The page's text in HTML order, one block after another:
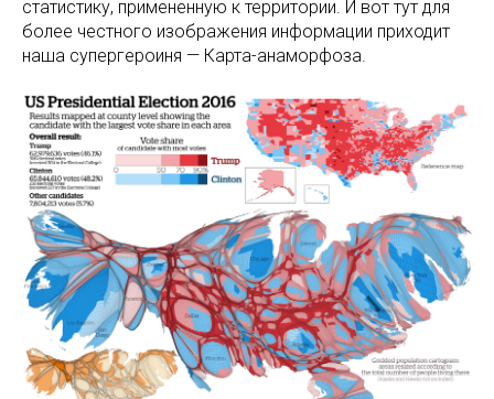
статистику, примененную к территории. И вот тут для
более честного изображения информации приходит
наша супергероиня — Карта-анаморфоза.